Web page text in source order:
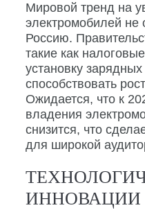
Мировой тренд на
электромобилей не
Россию.
такие как
установку
способствовать
Ожидается, что к
владения
снизится, что
для широкой
ИННОВАЦИИ